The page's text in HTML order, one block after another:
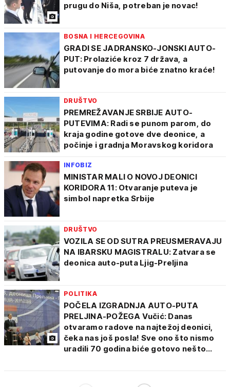
prugu do Niša, potreban je novac!
BOSNA I HERCEGOVINA
GRADI SE JADRANSKO-JONSKI AUTO-
PUT: Prolaziće kroz 7 država, a
putovanje do mora biće znatno kraće!
DRUŠTVO
PREMREŽAVANJE SRBIJE AUTO-
PUTEVIMA: Radi se punom parom, do
kraja godine gotove dve deonice, a
počinje i gradnja Moravskog koridora
INFOBIZ
MINISTAR MALI O NOVOJ DEONICI
KORIDORA 11: Otvaranje puteva je
simbol napretka Srbije
DRUŠTVO
VOZILA SE OD SUTRA PREUSMERAVAJU
NA IBARSKU MAGISTRALU: Zatvara se
deonica auto-puta Ljig-Preljina
POLITIKA
POČELA IZGRADNJA AUTO-PUTA
PRELJINA-POŽEGA Vučić: Danas
otvaramo radove na najtežoj deonici,
čeka nas još posla! Sve ono što nismo
uradili 70 godina biće gotovo nešto